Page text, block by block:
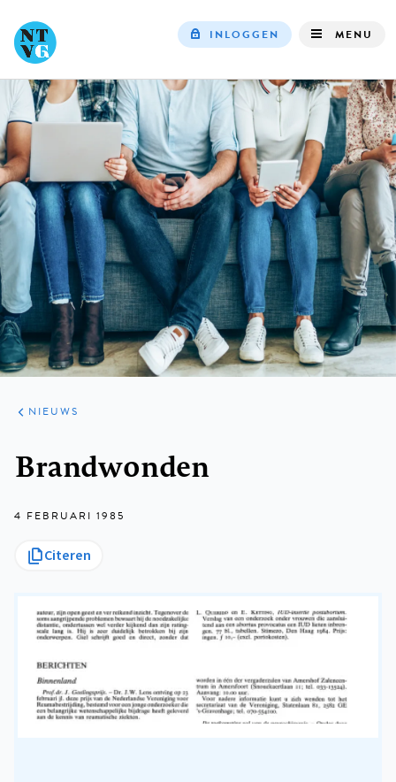
navigation
INLOGGEN MENU
ARTIKELEN
HET
KORT
NIEUWS
Brandwonden
4 FEBRUARI 1985
Citeren